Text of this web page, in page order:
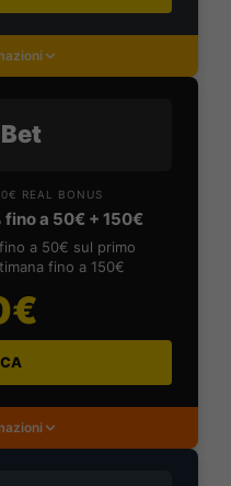
REAL BONUS
a 50€ + 150€
a 50€ sul primo
fino a 150€